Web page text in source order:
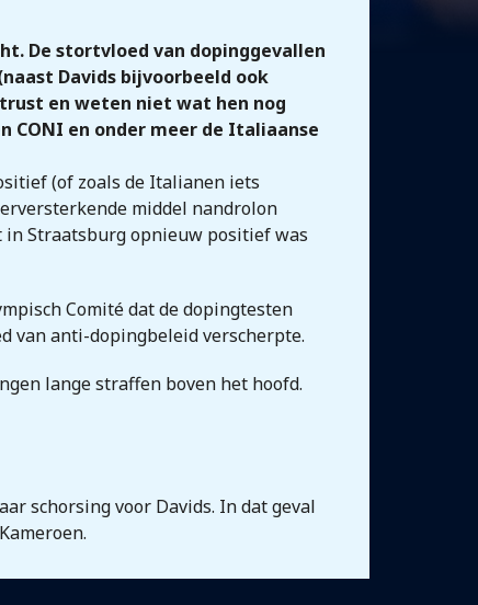
De stortvloed van dopinggevallen
Davids bijvoorbeeld ook
en weten niet wat hen nog
CONI en onder meer de Italiaanse
(of zoals de Italianen iets
middel nandrolon
in Straatsburg opnieuw positief was
Comité dat de dopingtesten
van anti-dopingbeleid verscherpte.
lange straffen boven het hoofd.
schorsing voor Davids. In dat geval